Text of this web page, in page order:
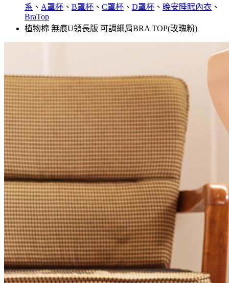
系 、 A罩杯 、 B罩杯 、 C罩杯 、 D罩杯 、 晚安睡眠內衣 、
BraTop
植物棉 無痕U領長版 可調細肩BRA TOP(玫瑰粉)